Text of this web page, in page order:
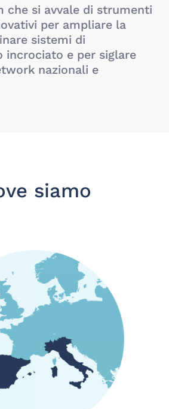
che si avvale di strumenti
per ampliare la
sistemi di
incrociato e per siglare
nazionali e
siamo